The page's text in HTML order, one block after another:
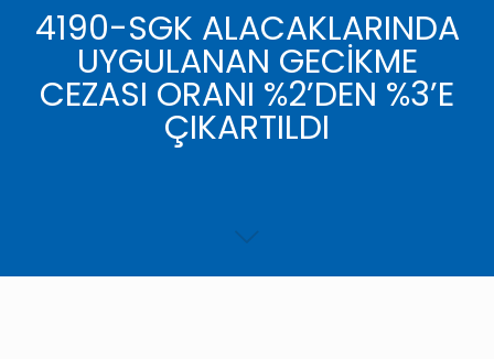
4190-SGK ALACAKLARINDA
UYGULANAN GECİKME
CEZASI ORANI %2’DEN %3’E
ÇIKARTILDI